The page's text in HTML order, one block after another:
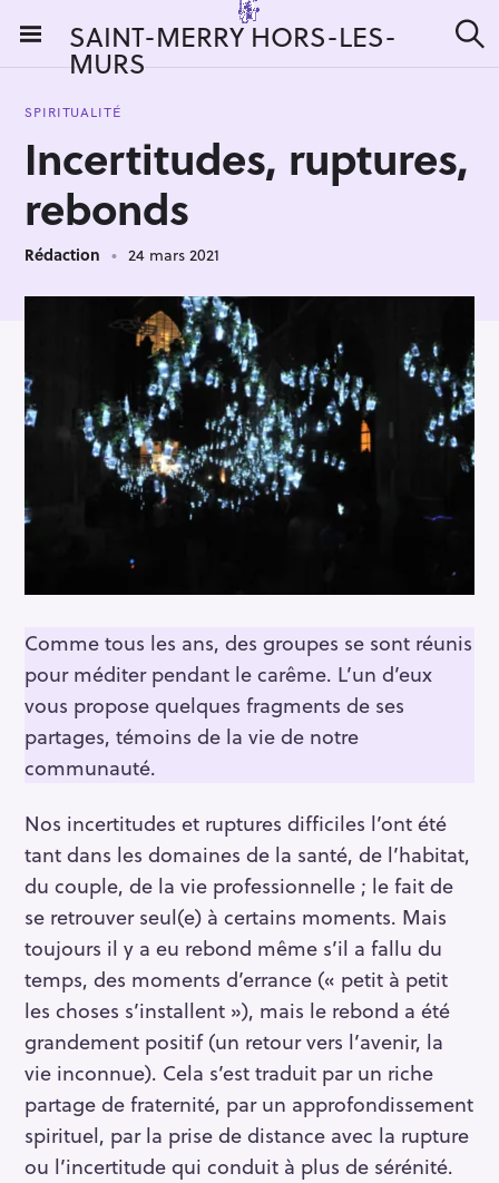
i
SAINT-MERRY HORS-LES-
MURS e
SPIRITUALITÉ
Incertitudes, ruptures,
rebonds
Rédaction 24 mars 2021
Comme tous les ans, des groupes se sont réunis
pour méditer pendant le carême. L’un d’eux
vous propose quelques fragments de ses
partages, témoins de la vie de notre
communauté.
Nos incertitudes et ruptures difficiles l’ont été
tant dans les domaines de la santé, de l’habitat,
du couple, de la vie professionnelle ; le fait de
se retrouver seul(e) à certains moments. Mais
toujours il y a eu rebond même s’il a fallu du
temps, des moments d’errance (« petit à petit
les choses s’installent »), mais le rebond a été
grandement positif (un retour vers l’avenir, la
vie inconnue). Cela s’est traduit par un riche
partage de fraternité, par un approfondissement
spirituel, par la prise de distance avec la rupture
ou l’incertitude qui conduit à plus de sérénité.